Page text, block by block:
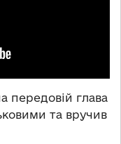
передовій глава
та вручив